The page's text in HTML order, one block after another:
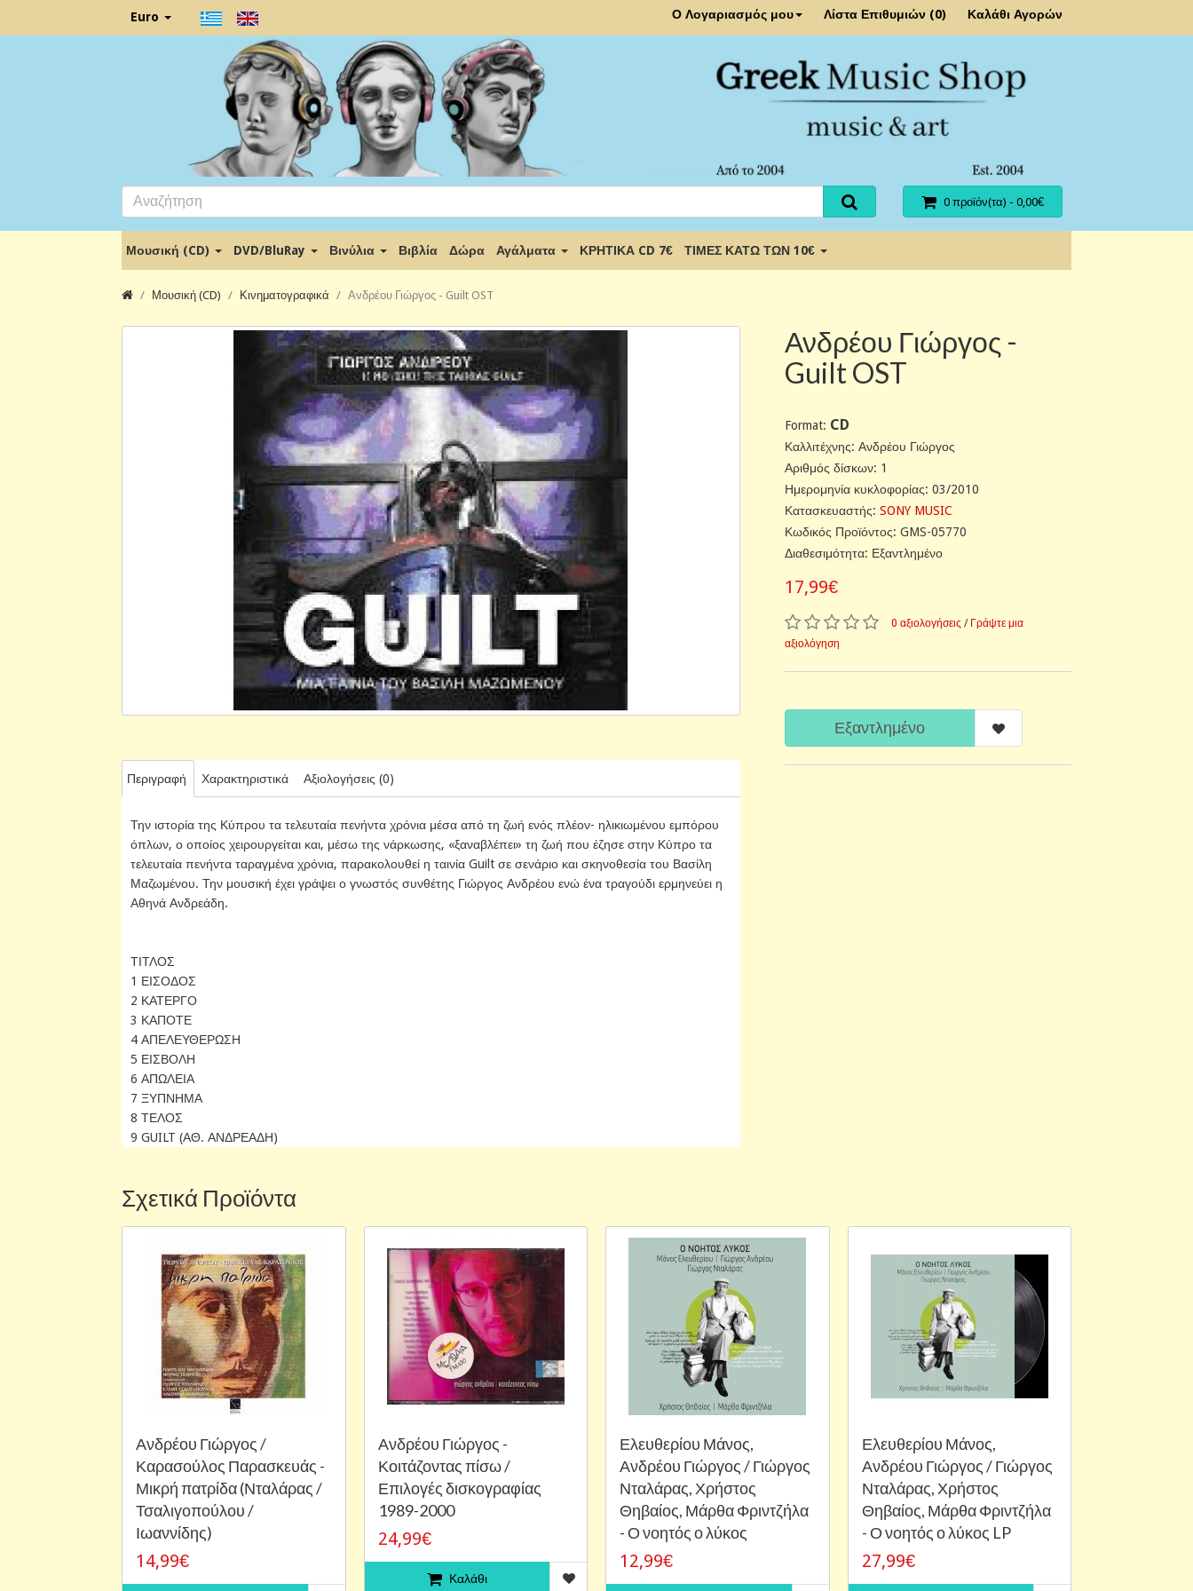
Euro Ο Λογαριασμός μου Λίστα Επιθυμιών (0) Καλάθι Αγορών
0 προϊόν(τα) - 0,00€
Μουσική (CD) DVD/BluRay Βινύλια Βιβλία Δώρα Αγάλματα ΚΡΗΤΙΚΑ CD 7€ ΤΙΜΕΣ ΚΑΤΩ ΤΩΝ 10€
Μουσική (CD) Κινηματογραφικά Ανδρέου Γιώργος - Guilt OST
Περιγραφή Χαρακτηριστικά Αξιολογήσεις (0)
Την ιστορία της Κύπρου τα τελευταία πενήντα χρόνια μέσα από τη ζωή ενός πλέον- ηλικιωμένου εμπόρου
όπλων, ο οποίος χειρουργείται και, μέσω της νάρκωσης, «ξαναβλέπει» τη ζωή που έζησε στην Κύπρο τα
τελευταία πενήντα ταραγμένα χρόνια, παρακολουθεί η ταινία Guilt σε σενάριο και σκηνοθεσία του Βασίλη
Μαζωμένου. Την μουσική έχει γράψει ο γνωστός συνθέτης Γιώργος Ανδρέου ενώ ένα τραγούδι ερμηνεύει η
Αθηνά Ανδρεάδη.
ΤΙΤΛΟΣ
1 ΕΙΣΟΔΟΣ
2 ΚΑΤΕΡΓΟ
3 ΚΑΠΟΤΕ
4 ΑΠΕΛΕΥΘΕΡΩΣΗ
5 ΕΙΣΒΟΛΗ
6 ΑΠΩΛΕΙΑ
7 ΞΥΠΝΗΜΑ
8 ΤΕΛΟΣ
9 GUILT (ΑΘ. ΑΝΔΡΕΑΔΗ)
Ανδρέου Γιώργος -
Guilt OST
Format: CD
Καλλιτέχνης: Ανδρέου Γιώργος
Αριθμός δίσκων: 1
Ημερομηνία κυκλοφορίας: 03/2010
Κατασκευαστής: SONY MUSIC
Κωδικός Προϊόντος: GMS-05770
Διαθεσιμότητα: Εξαντλημένο
17,99€
0 αξιολογήσεις / Γράψτε μια
αξιολόγηση
Εξαντλημένο
Σχετικά Προϊόντα
Ανδρέου Γιώργος /
Καρασούλος Παρασκευάς -
Μικρή πατρίδα (Νταλάρας /
Τσαλιγοπούλου /
Ιωαννίδης)
14,99€
Ανδρέου Γιώργος -
Κοιτάζοντας πίσω /
Επιλογές δισκογραφίας
1989-2000
24,99€
Καλάθι
Ελευθερίου Μάνος,
Ανδρέου Γιώργος / Γιώργος
Νταλάρας, Χρήστος
Θηβαίος, Μάρθα Φριντζήλα
- Ο νοητός ο λύκος
12,99€
Ελευθερίου Μάνος,
Ανδρέου Γιώργος / Γιώργος
Νταλάρας, Χρήστος
Θηβαίος, Μάρθα Φριντζήλα
- Ο νοητός ο λύκος LP
27,99€